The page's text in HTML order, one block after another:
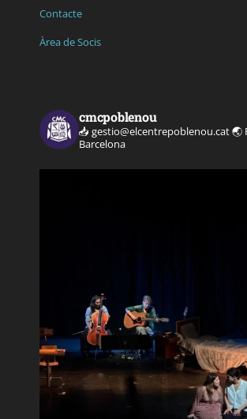
Contacte
Àrea de Socis
cmcpoblenou
📥 gestio@elcentrepoblenou.cat🌏
Barcelona